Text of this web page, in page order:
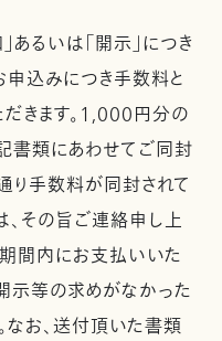
あるいは「開示」につき
申込みにつき手数料と
きます。1,000円分の
書類にあわせてご同封
り手数料が同封されて
その旨ご連絡申し上
間内にお支払いいた
示等の求めがなかった
なお、送付頂いた書類